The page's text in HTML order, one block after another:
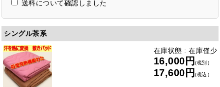
送料について確認しました
シングル茶系
在庫状態 : 在庫僅少
16,000円(税別）
17,600円(税込）